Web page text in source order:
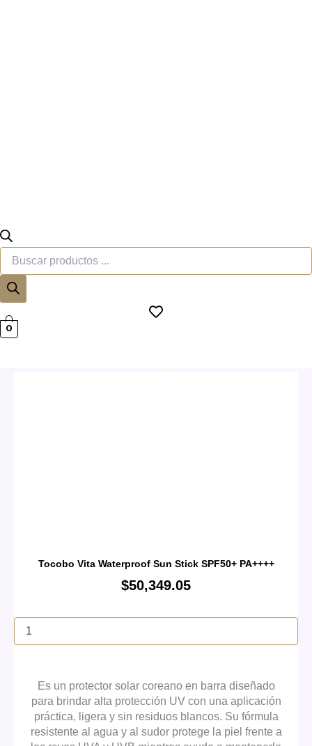
0
Tocobo Vita Waterproof Sun Stick SPF50+ PA++++
$50,349.05
Es un protector solar coreano en barra diseñado
para brindar alta protección UV con una aplicación
práctica, ligera y sin residuos blancos. Su fórmula
resistente al agua y al sudor protege la piel frente a